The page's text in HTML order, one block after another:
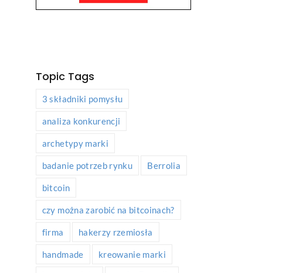
Topic Tags
3 składniki pomysłu
analiza konkurencji
archetypy marki
badanie potrzeb rynku Berrolia
bitcoin
czy można zarobić na bitcoinach?
firma hakerzy rzemiosła
handmade kreowanie marki